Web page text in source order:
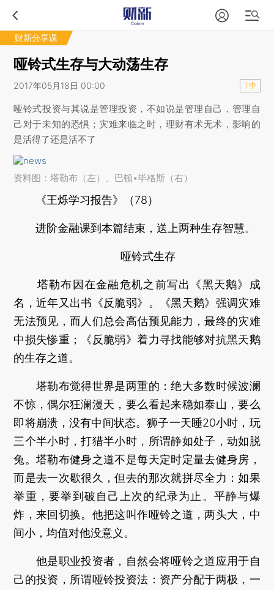
财新分享课
哑铃式生存与大动荡生存
2017年05月18日 00:00 T中
哑铃式投资与其说是管理投资，不如说是管理自己，管理自
己对于未知的恐惧；灾难来临之时，理财有术无术，影响的
是活得了还是活不了
资料图：塔勒布（左）、巴顿•毕格斯（右）
《王烁学习报告》（78）
进阶金融课到本篇结束，送上两种生存智慧。
哑铃式生存
塔勒布因在金融危机之前写出《黑天鹅》成
名，近年又出书《反脆弱》。《黑天鹅》强调灾难
无法预见，而人们总会高估预见能力，最终的灾难
中损失惨重；《反脆弱》着力寻找能够对抗黑天鹅
的生存之道。
塔勒布觉得世界是两重的：绝大多数时候波澜
不惊，偶尔狂澜漫天，要么看起来稳如泰山，要么
即将崩溃，没有中间状态。狮子一天睡20小时，玩
三个半小时，打猎半小时，所谓静如处子，动如脱
兔。塔勒布健身之道不是每天定时定量去健身房，
而是去一次歇很久，但去的那次就拼尽全力：如果
举重，要举到破自己上次的纪录为止。平静与爆
炸，来回切换。他把这叫作哑铃之道，两头大，中
间小，均值对他没意义。
他是职业投资者，自然会将哑铃之道应用于自
己的投资，所谓哑铃投资法：资产分配于两极，一